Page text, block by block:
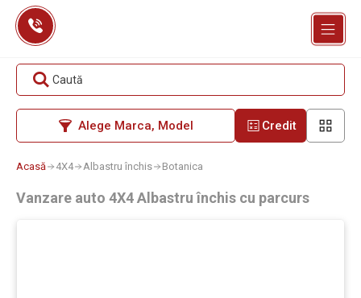
Skip
content
Caută
Alege Marca, Model Credit
Acasă 4X4 Albastru închis Botanica
Vanzare auto 4X4 Albastru închis cu parcurs